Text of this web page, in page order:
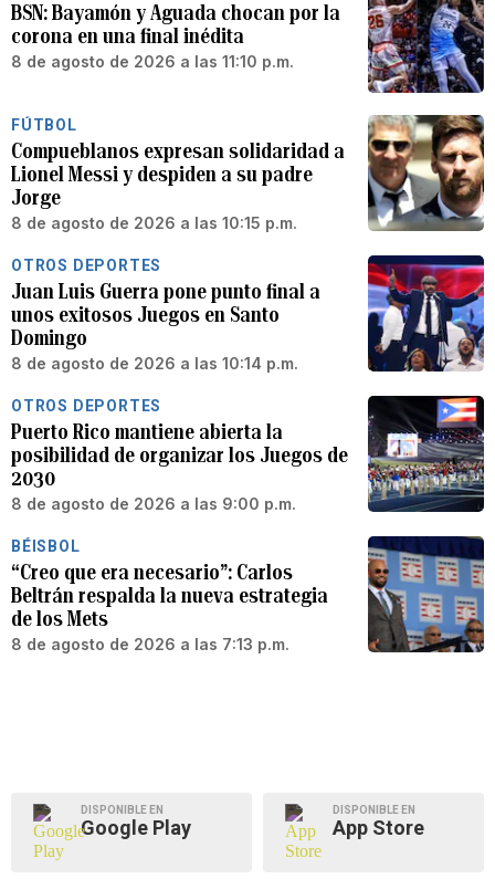
BSN: Bayamón y Aguada chocan por la
corona en una final inédita
8 de agosto de 2026 a las 11:10 p.m.
FÚTBOL
Compueblanos expresan solidaridad a
Lionel Messi y despiden a su padre
Jorge
8 de agosto de 2026 a las 10:15 p.m.
OTROS DEPORTES
Juan Luis Guerra pone punto final a
unos exitosos Juegos en Santo
Domingo
8 de agosto de 2026 a las 10:14 p.m.
OTROS DEPORTES
Puerto Rico mantiene abierta la
posibilidad de organizar los Juegos de
2030
8 de agosto de 2026 a las 9:00 p.m.
BÉISBOL
“Creo que era necesario”: Carlos
Beltrán respalda la nueva estrategia
de los Mets
8 de agosto de 2026 a las 7:13 p.m.
DISPONIBLE EN
Google Play
DISPONIBLE EN
App Store